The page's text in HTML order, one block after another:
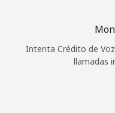
Intenta Crédito de
llamadas